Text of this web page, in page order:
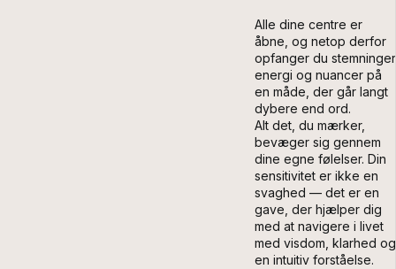
Alle dine centre er
åbne, og netop derfor
opfanger du
energi og nuancer på
en måde, der går langt
dybere end ord.
Alt det, du mærker,
bevæger sig gennem
dine egne følelser. Din
sensitivitet er ikke en
svaghed — det er en
gave, der hjælper dig
med at navigere i livet
med visdom, klarhed og
en intuitiv forståelse.